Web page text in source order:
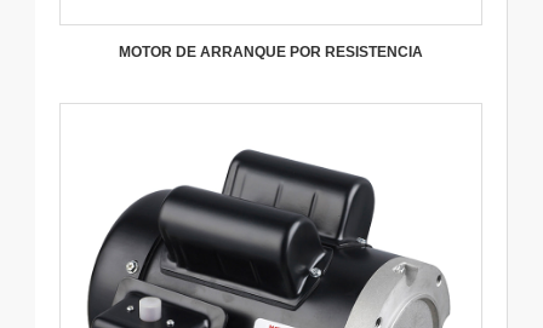
MOTOR DE ARRANQUE POR RESISTENCIA